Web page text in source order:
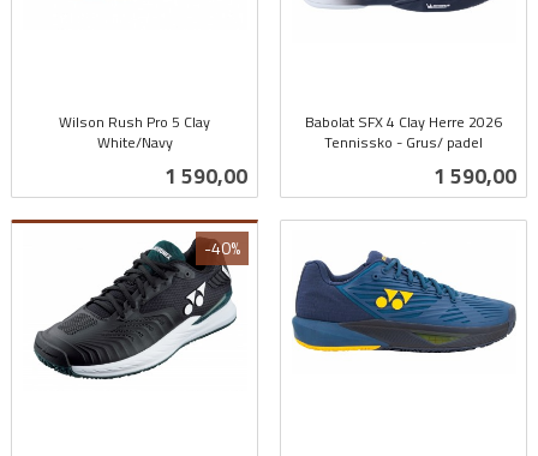
Wilson Rush Pro 5 Clay
White/Navy
Pris
1 590,00
Babolat SFX 4 Clay Herre 2026
Tennissko - Grus/ padel
Pris
1 590,00
-40%